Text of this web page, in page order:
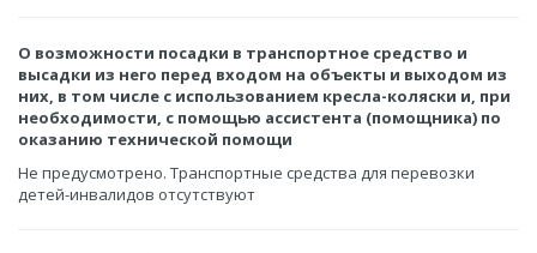
О возможности посадки в транспортное средство и
высадки из него перед входом на объекты и выходом из
них, в том числе с использованием кресла-коляски и, при
необходимости, с помощью ассистента (помощника) по
оказанию технической помощи
Не предусмотрено. Транспортные средства для перевозки
детей-инвалидов отсутствуют